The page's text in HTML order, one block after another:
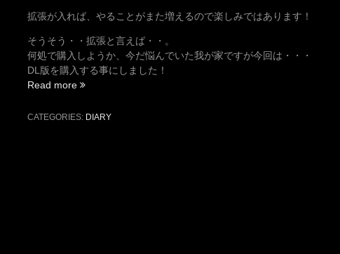
拡張が入れば、やることがまた増えるので楽しみではあります！
そうそう・・拡張と言えば・・。
何処で購入しようか、今だ悩んでいた我が家ですが今回は・・・
DL版を購入する事にしました！
Read more “さ
り
CATEGORIES: DIARY